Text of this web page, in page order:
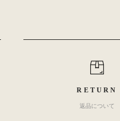
RETURN
返品について